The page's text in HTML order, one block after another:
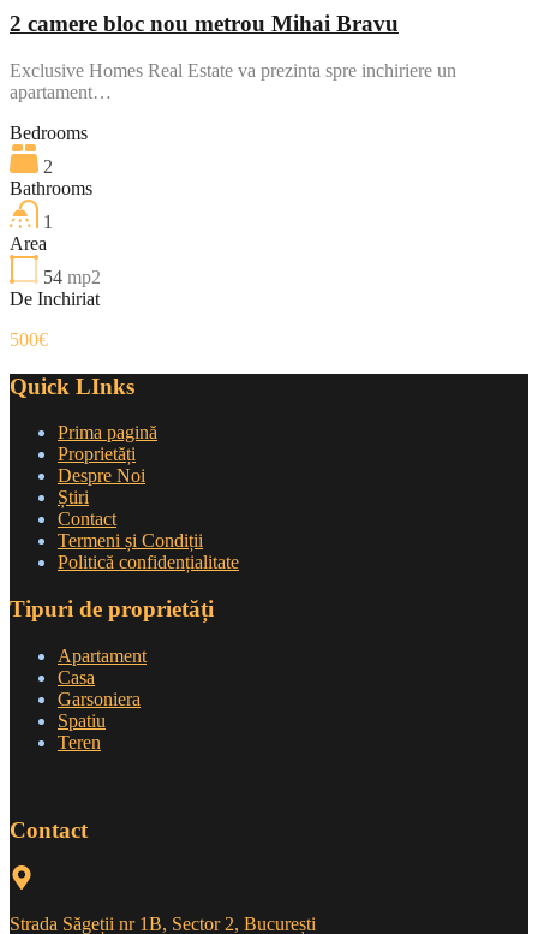
2 camere bloc nou metrou Mihai Bravu
Exclusive Homes Real Estate va prezinta spre inchiriere un
apartament…
Bedrooms
2
Bathrooms
1
Area
54 mp2
De Inchiriat
500€
Quick LInks
Prima pagină
Proprietăți
Despre Noi
Știri
Contact
Termeni și Condiții
Politică confidențialitate
Tipuri de proprietăți
Apartament
Casa
Garsoniera
Spatiu
Teren
Contact
Strada Săgeții nr 1B, Sector 2, București